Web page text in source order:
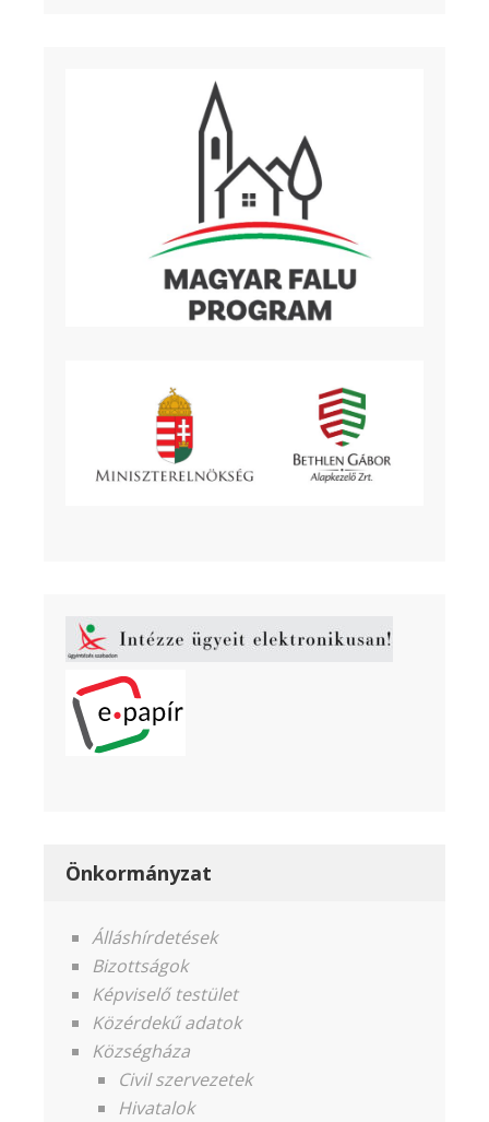
Önkormányzat
Álláshírdetések
Bizottságok
Képviselő testület
Közérdekű adatok
Községháza
Civil szervezetek
Hivatalok